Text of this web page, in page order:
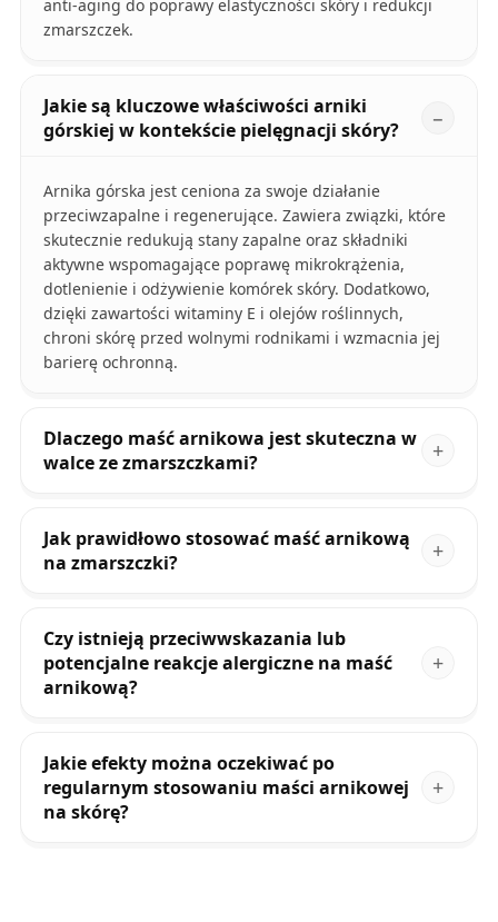
anti-aging do poprawy elastyczności skóry i redukcji
zmarszczek.
Jakie są kluczowe właściwości arniki
górskiej w kontekście pielęgnacji skóry?
Arnika górska jest ceniona za swoje działanie
przeciwzapalne i regenerujące. Zawiera związki, które
skutecznie redukują stany zapalne oraz składniki
aktywne wspomagające poprawę mikrokrążenia,
dotlenienie i odżywienie komórek skóry. Dodatkowo,
dzięki zawartości witaminy E i olejów roślinnych,
chroni skórę przed wolnymi rodnikami i wzmacnia jej
barierę ochronną.
Dlaczego maść arnikowa jest skuteczna w
walce ze zmarszczkami?
Jak prawidłowo stosować maść arnikową
na zmarszczki?
Czy istnieją przeciwwskazania lub
potencjalne reakcje alergiczne na maść
arnikową?
Jakie efekty można oczekiwać po
regularnym stosowaniu maści arnikowej
na skórę?